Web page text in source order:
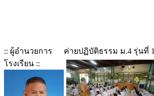
:: ผู้อำนวยการ
โรงเรียน ::
ค่ายปฏิบัติธรรม ม.4 รุ่นที่ 1